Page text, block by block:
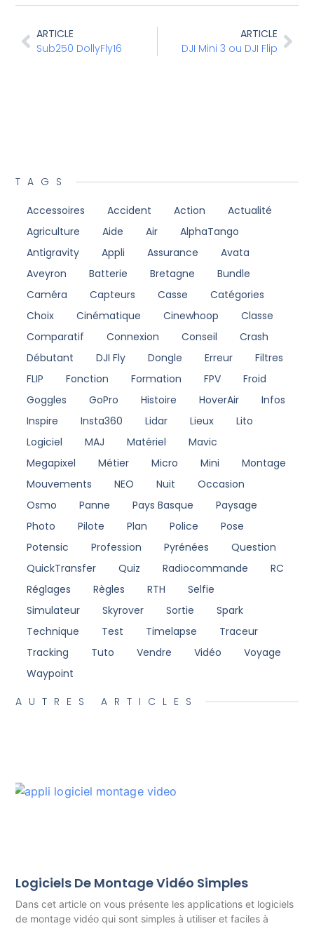
ARTICLE
Sub250 DollyFly16
ARTICLE
DJI Mini 3 ou DJI Flip
TAGS
Accessoires Accident Action
Actualité
Agriculture
Aide Air
AlphaTango
Antigravity
Appli Assurance
Avata
Aveyron
Batterie Bretagne
Bundle
Caméra
Capteurs Casse
Catégories
Choix
Cinématique Cinewhoop
Classe
Comparatif
Connexion Conseil
Crash
Débutant
DJI Fly Dongle Erreur
Filtres
FLIP
Fonction Formation FPV
Froid
Goggles
GoPro Histoire HoverAir
Infos
Inspire
Insta360 Lidar Lieux
Lito
Logiciel
MAJ Matériel
Mavic
Megapixel
Métier Micro Mini
Montage
Mouvements
NEO Nuit
Occasion
Osmo
Panne Pays Basque
Paysage
Photo
Pilote Plan Police
Pose
Potensic
Profession Pyrénées
Question
QuickTransfer
Quiz Radiocommande
RC
Réglages
Règles RTH
Selfie
Simulateur
Skyrover Sortie
Spark
Technique
Test Timelapse
Traceur
Tracking
Tuto Vendre Vidéo
Voyage
Waypoint
AUTRES ARTICLES
Logiciels De Montage Vidéo Simples
Dans cet article on vous présente les applications et logiciels
de montage vidéo qui sont simples à utiliser et faciles à